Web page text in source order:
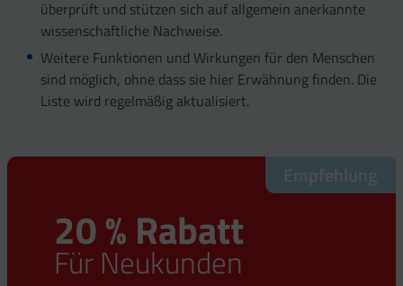
überprüft und stützen sich auf allgemein anerkannte
wissenschaftliche Nachweise.
Weitere Funktionen und Wirkungen für den Menschen
sind möglich, ohne dass sie hier Erwähnung finden. Die
Liste wird regelmäßig aktualisiert.
Empfehlung
20 % Rabatt
Für Neukunden